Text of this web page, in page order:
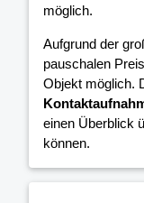
möglich.
Aufgrund der
pauschalen
Objekt möglich.
einen Überblick
können.